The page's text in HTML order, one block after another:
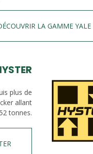
LA GAMME YALE
plus de
allant
tonnes.